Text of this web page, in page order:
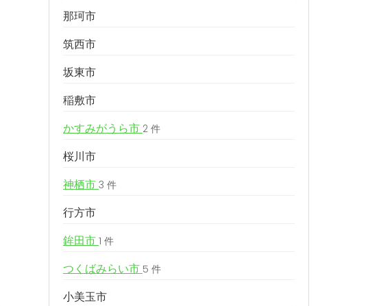
那珂市
筑西市
坂東市
稲敷市
かすみがうら市 2 件
桜川市
神栖市 3 件
行方市
鉾田市 1 件
つくばみらい市 5 件
小美玉市